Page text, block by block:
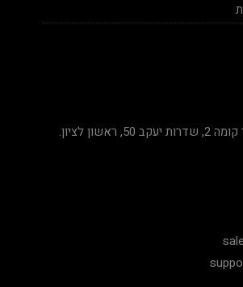
ראשון לציון.